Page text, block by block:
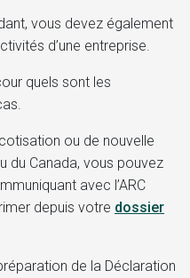
vous devez également
d’une entreprise.
quels sont les
ou de nouvelle
du Canada, vous pouvez
avec l’ARC
depuis votre dossier
de la Déclaration